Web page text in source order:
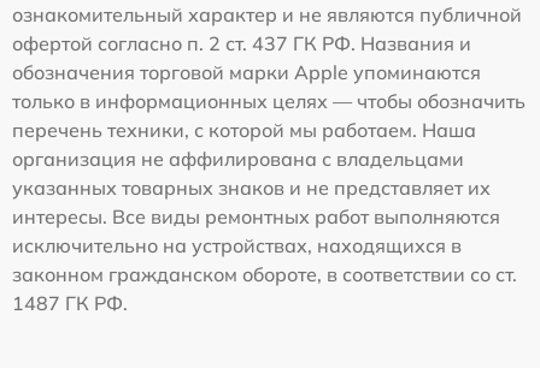
ознакомительный характер и не являются публичной
офертой согласно п. 2 ст. 437 ГК РФ. Названия и
обозначения торговой марки Apple упоминаются
только в информационных целях — чтобы обозначить
перечень техники, с которой мы работаем. Наша
организация не аффилирована с владельцами
указанных товарных знаков и не представляет их
интересы. Все виды ремонтных работ выполняются
исключительно на устройствах, находящихся в
законном гражданском обороте, в соответствии со ст.
1487 ГК РФ.